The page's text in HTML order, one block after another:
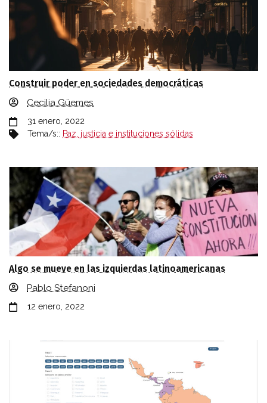
Construir poder en sociedades democráticas
Cecilia Güemes
31 enero, 2022
Tema/s:: Paz, justicia e instituciones sólidas
Algo se mueve en las izquierdas latinoamericanas
Pablo Stefanoni
12 enero, 2022